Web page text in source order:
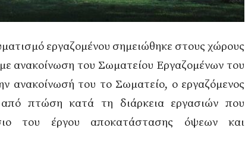
εργαζομένου σημειώθηκε στους χώρους
ανακοίνωση του Σωματείου Εργαζομένων του
ανακοίνωσή του το Σωματείο, ο εργαζόμενος
πτώση κατά τη διάρκεια εργασιών που
του έργου αποκατάστασης όψεων και